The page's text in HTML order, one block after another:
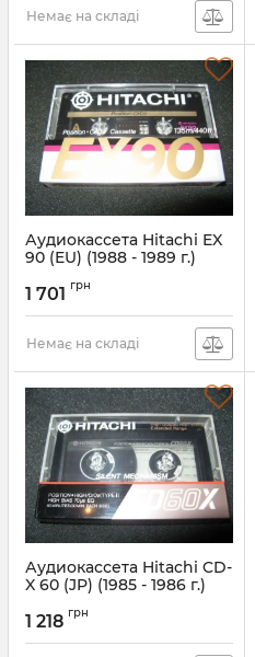
Немає на складі
Аудиокассета Hitachi EX
90 (EU) (1988 - 1989 г.)
1 701 грн
Немає на складі
Аудиокассета Hitachi CD-
X 60 (JP) (1985 - 1986 г.)
1 218 грн